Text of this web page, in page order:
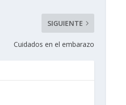
SIGUIENTE
Cuidados en el embarazo